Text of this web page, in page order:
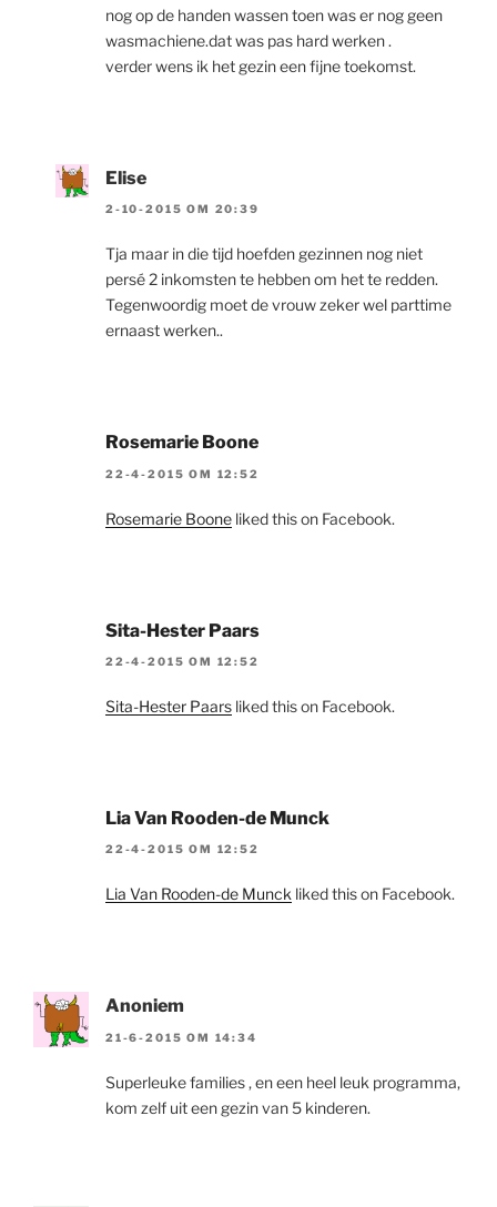
nog op de handen wassen toen was er nog geen
wasmachiene.dat was pas hard werken .
verder wens ik het gezin een fijne toekomst.
Elise
2-10-2015 OM 20:39
Tja maar in die tijd hoefden gezinnen nog niet
persé 2 inkomsten te hebben om het te redden.
Tegenwoordig moet de vrouw zeker wel parttime
ernaast werken..
Rosemarie Boone
22-4-2015 OM 12:52
Rosemarie Boone liked this on Facebook.
Sita-Hester Paars
22-4-2015 OM 12:52
Sita-Hester Paars liked this on Facebook.
Lia Van Rooden-de Munck
22-4-2015 OM 12:52
Lia Van Rooden-de Munck liked this on Facebook.
Anoniem
21-6-2015 OM 14:34
Superleuke families , en een heel leuk programma,
kom zelf uit een gezin van 5 kinderen.